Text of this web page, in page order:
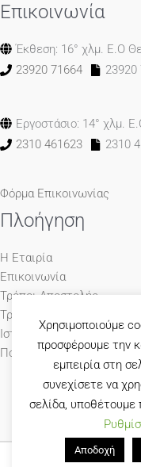
Επικοινωνία
Έκθεση: 16° χλμ. Ε.Ο
23920 71664
23920
Εργοστάσιο: 14° χλμ.
2310 461623
2310
Φόρμα Επικοινωνίας
Πλοήγηση
Η Εταιρία
Επικοινωνία
Τρόποι Αποστολής
Τρόποι Πληρωμής
Ιστολόγιο
Πολιτική Απορρήτου
© 1965-2026 Γκούμας
Χρησιμοποιούμε
προσφέρουμε την
εμπειρία στη
συνεχίσετε να
σελίδα,
Αποδοχή